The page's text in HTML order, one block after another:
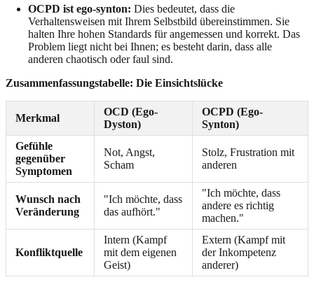
OCPD ist ego-synton: Dies bedeutet, dass die
Verhaltensweisen mit Ihrem Selbstbild übereinstimmen. Sie
halten Ihre hohen Standards für angemessen und korrekt. Das
Problem liegt nicht bei Ihnen; es besteht darin, dass alle
anderen chaotisch oder faul sind.
Zusammenfassungstabelle: Die Einsichtslücke
Merkmal
OCD (Ego-
Dyston)
OCPD (Ego-
Synton)
Gefühle
gegenüber
Symptomen
Not, Angst,
Scham
Stolz, Frustration mit
anderen
Wunsch nach
Veränderung
"Ich möchte, dass
das aufhört."
"Ich möchte, dass
andere es richtig
machen."
Konfliktquelle
Intern (Kampf
mit dem eigenen
Geist)
Extern (Kampf mit
der Inkompetenz
anderer)